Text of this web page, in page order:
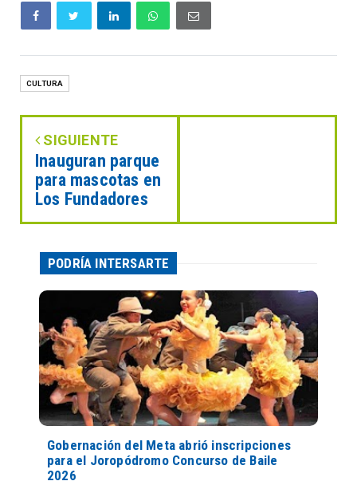
CULTURA
SIGUIENTE
Inauguran parque
para mascotas en
Los Fundadores
PODRÍA INTERSARTE
Gobernación del Meta abrió inscripciones
para el Joropódromo Concurso de Baile
2026